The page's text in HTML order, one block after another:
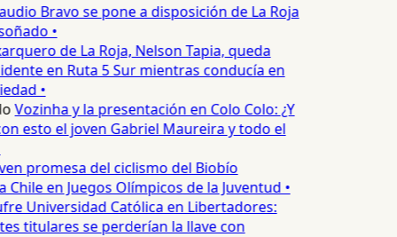
Bravo se pone a disposición de La Roja
•
de La Roja, Nelson Tapia, queda
en Ruta 5 Sur mientras conducía en
•
Vozinha y la presentación en Colo Colo: ¿Y
esto el joven Gabriel Maureira y todo el
promesa del ciclismo del Biobío
en Juegos Olímpicos de la Juventud •
Universidad Católica en Libertadores:
titulares se perderían la llave con